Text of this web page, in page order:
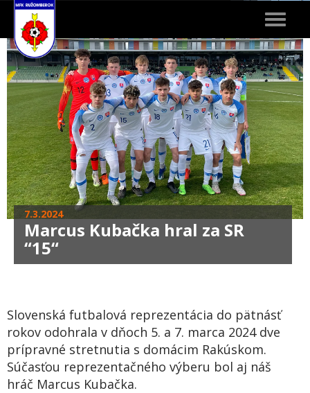
Toggle
7.3.2024
Marcus Kubačka hral za SR
“15“
Slovenská futbalová reprezentácia do pätnásť
rokov odohrala v dňoch 5. a 7. marca 2024 dve
prípravné stretnutia s domácim Rakúskom.
Súčasťou reprezentačného výberu bol aj náš
hráč Marcus Kubačka.